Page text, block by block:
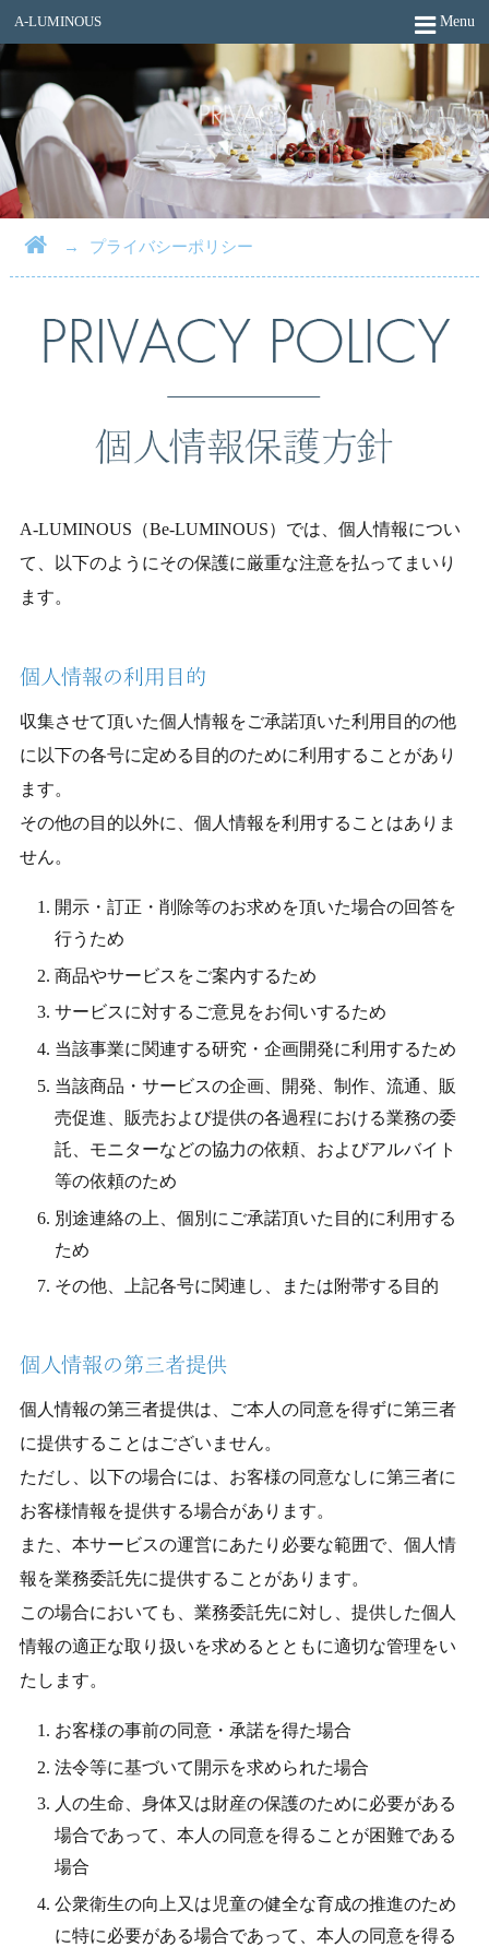
A-LUMINOUS Menu
BE-LUMINOUS
→ プライバシーポリシー
A-LUMINOUS（Be-LUMINOUS）では、個人情報につい
て、以下のようにその保護に厳重な注意を払ってまいり
ます。
個人情報の利用目的
収集させて頂いた個人情報をご承諾頂いた利用目的の他
に以下の各号に定める目的のために利用することがあり
ます。
その他の目的以外に、個人情報を利用することはありま
せん。
開示・訂正・削除等のお求めを頂いた場合の回答を
行うため
商品やサービスをご案内するため
サービスに対するご意見をお伺いするため
当該事業に関連する研究・企画開発に利用するため
当該商品・サービスの企画、開発、制作、流通、販
売促進、販売および提供の各過程における業務の委
託、モニターなどの協力の依頼、およびアルバイト
等の依頼のため
別途連絡の上、個別にご承諾頂いた目的に利用する
ため
その他、上記各号に関連し、または附帯する目的
個人情報の第三者提供
個人情報の第三者提供は、ご本人の同意を得ずに第三者
に提供することはございません。
ただし、以下の場合には、お客様の同意なしに第三者に
お客様情報を提供する場合があります。
また、本サービスの運営にあたり必要な範囲で、個人情
報を業務委託先に提供することがあります。
この場合においても、業務委託先に対し、提供した個人
情報の適正な取り扱いを求めるとともに適切な管理をい
たします。
お客様の事前の同意・承諾を得た場合
法令等に基づいて開示を求められた場合
人の生命、身体又は財産の保護のために必要がある
場合であって、本人の同意を得ることが困難である
場合
公衆衛生の向上又は児童の健全な育成の推進のため
に特に必要がある場合であって、本人の同意を得る